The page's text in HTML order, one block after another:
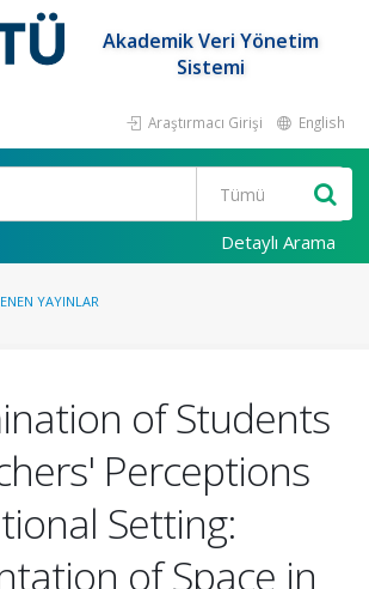
Akademik Veri Yönetim
Sistemi
Araştırmacı Girişi English
Detaylı Arama
YAYINLAR
of Students
Perceptions
Setting:
of Space in